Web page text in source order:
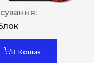
В Кошик